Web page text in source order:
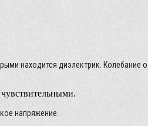
находится диэлектрик. Колебание
напряжение.